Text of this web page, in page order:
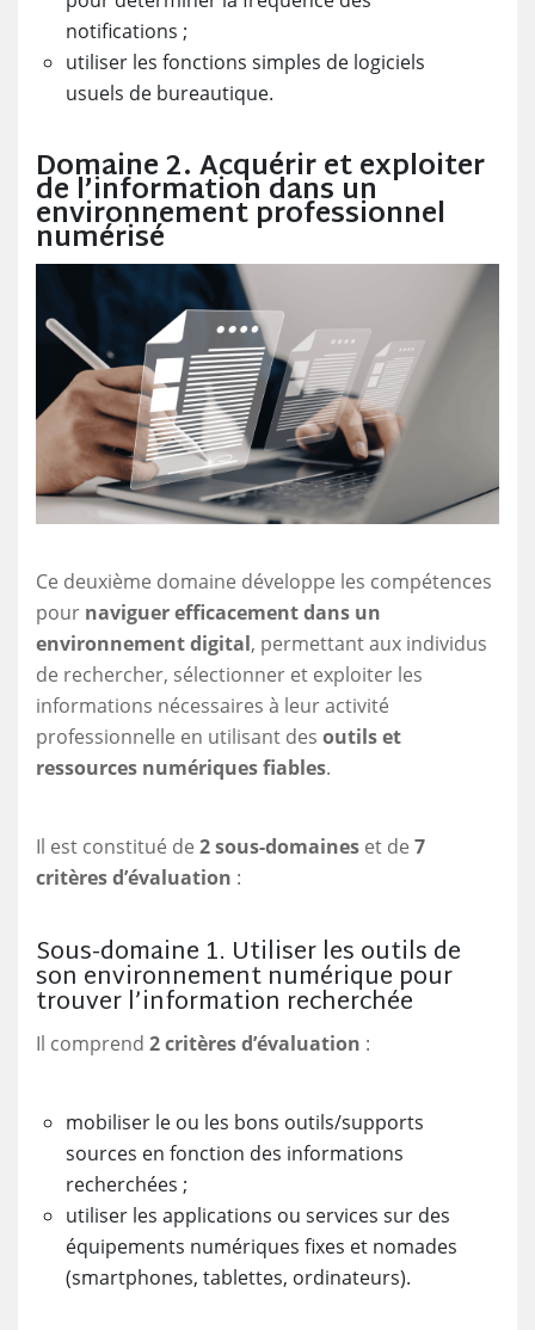
notifications ;
utiliser les fonctions simples de logiciels
usuels de bureautique.
Domaine 2. Acquérir et exploiter
de l’information dans un
environnement professionnel
numérisé
Ce deuxième domaine développe les compétences
pour naviguer efficacement dans un
environnement digital, permettant aux individus
de rechercher, sélectionner et exploiter les
informations nécessaires à leur activité
professionnelle en utilisant des outils et
ressources numériques fiables.
Il est constitué de 2 sous-domaines et de 7
critères d’évaluation :
Sous-domaine 1. Utiliser les outils de
son environnement numérique pour
trouver l’information recherchée
Il comprend 2 critères d’évaluation :
mobiliser le ou les bons outils/supports
sources en fonction des informations
recherchées ;
utiliser les applications ou services sur des
équipements numériques fixes et nomades
(smartphones, tablettes, ordinateurs).